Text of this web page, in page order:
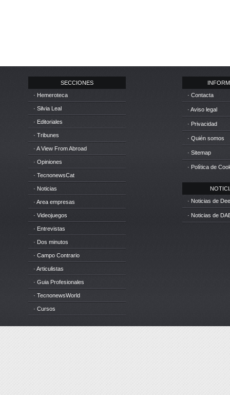
SECCIONES
· Hemeroteca
· Silvia Leal
· Editoriales
· Tribunes
· A View From Abroad
· Opiniones
· TecnonewsCat
· Noticias
· Area empresas
· Videojuegos
· Entrevistas
· Dos minutos
· Campo Contrario
· Articulistas
· Guia Profesionales
· TecnonewsWorld
· Cursos
· Contacta
· Aviso legal
· Privacidad
· Quién somos
· Sitemap
· Política de
· Noticias de
· Noticias de